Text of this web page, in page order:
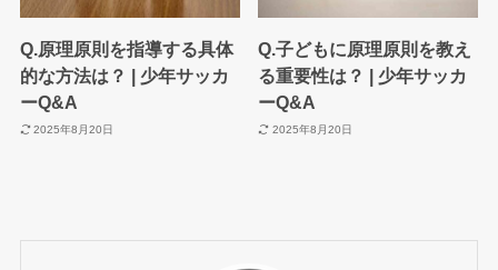
Q.原理原則を指導する具体
的な方法は？ | 少年サッカ
ーQ&A
2025年8月20日
Q.子どもに原理原則を教え
る重要性は？ | 少年サッカ
ーQ&A
2025年8月20日